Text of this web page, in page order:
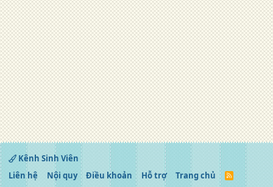
Kênh Sinh Viên
Liên hệ
Nội quy Điều khoản Hỗ trợ Trang chủ
R